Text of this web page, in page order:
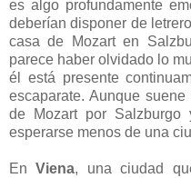
es algo profundamente
deberían disponer de
casa de Mozart en
parece haber olvidado lo
él está presente
escaparate. Aunque
de Mozart por Salzburgo
esperarse menos de una
EnViena, una ciudad